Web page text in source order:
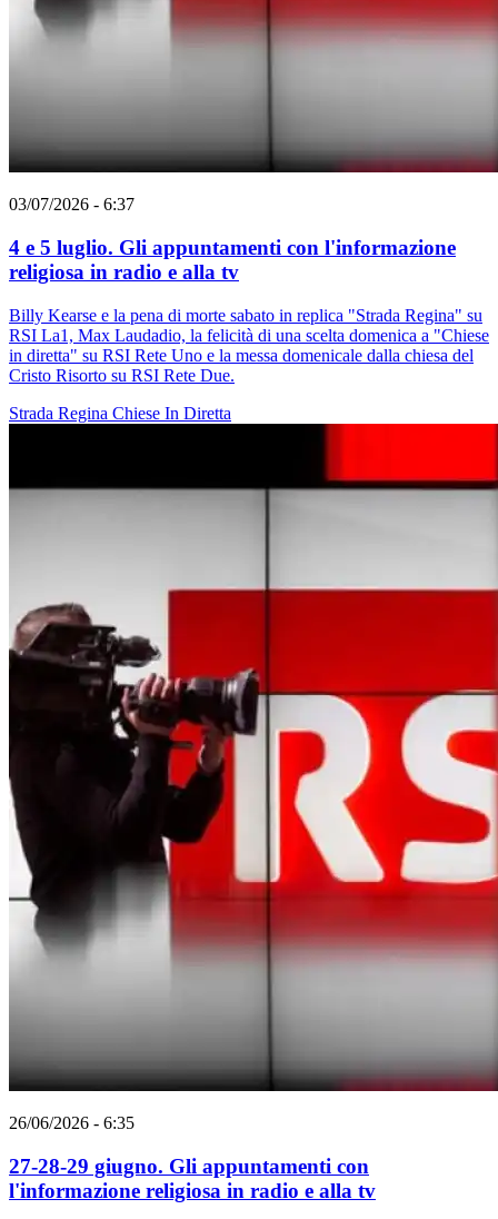
03/07/2026 - 6:37
4 e 5 luglio. Gli appuntamenti con l'informazione
religiosa in radio e alla tv
Billy Kearse e la pena di morte sabato in replica "Strada Regina" su
RSI La1, Max Laudadio, la felicità di una scelta domenica a "Chiese
in diretta" su RSI Rete Uno e la messa domenicale dalla chiesa del
Cristo Risorto su RSI Rete Due.
Strada Regina Chiese In Diretta
26/06/2026 - 6:35
27-28-29 giugno. Gli appuntamenti con
l'informazione religiosa in radio e alla tv